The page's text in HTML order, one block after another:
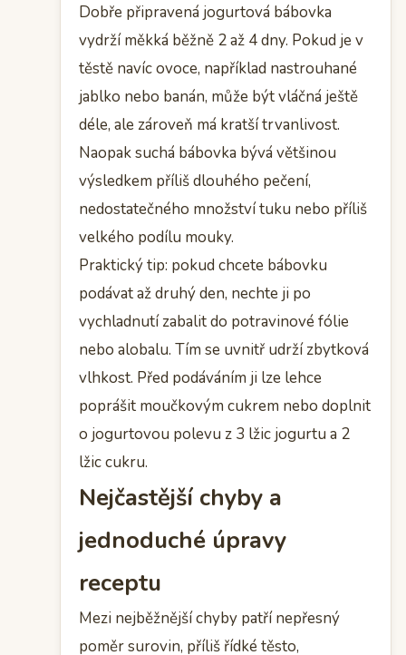
Dobře připravená jogurtová bábovka
vydrží měkká běžně 2 až 4 dny. Pokud je v
těstě navíc ovoce, například nastrouhané
jablko nebo banán, může být vláčná ještě
déle, ale zároveň má kratší trvanlivost.
Naopak suchá bábovka bývá většinou
výsledkem příliš dlouhého pečení,
nedostatečného množství tuku nebo příliš
velkého podílu mouky.
Praktický tip: pokud chcete bábovku
podávat až druhý den, nechte ji po
vychladnutí zabalit do potravinové fólie
nebo alobalu. Tím se uvnitř udrží zbytková
vlhkost. Před podáváním ji lze lehce
poprášit moučkovým cukrem nebo doplnit
o jogurtovou polevu z 3 lžic jogurtu a 2
lžic cukru.
Nejčastější chyby a
jednoduché úpravy
receptu
Mezi nejběžnější chyby patří nepřesný
poměr surovin, příliš řídké těsto,